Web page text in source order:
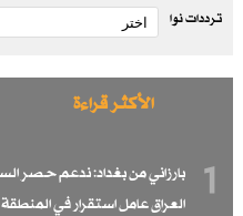
ترددات نوا
الأكثر قراءة
1
بارزاني من بغداد: ندعم حصر
العراق عامل استقرار في المنطقة